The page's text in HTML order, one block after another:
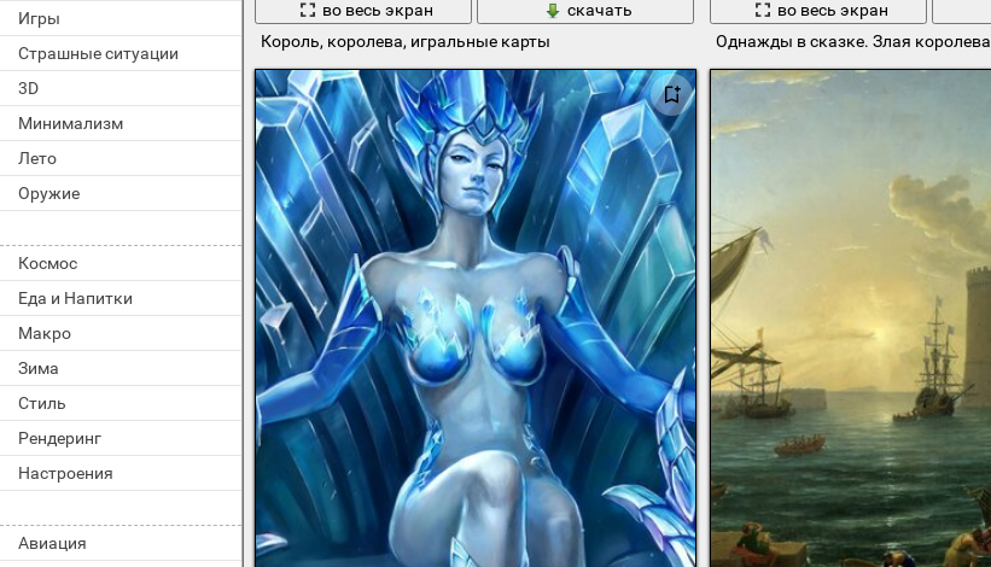
Игры
Страшные ситуации
3D
Минимализм
Лето
Оружие
Космос
Еда и Напитки
Макро
Зима
Стиль
Рендеринг
Настроения
Авиация
во весь экран
скачать
Король, королева, игральные карты
во весь экран
Однажды в сказке. Злая королева